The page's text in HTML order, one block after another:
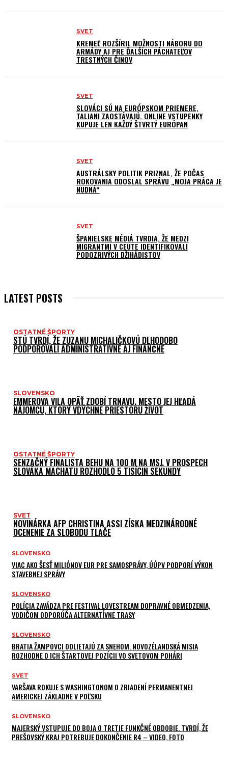
SVET
KREMEĽ ROZŠÍRIL MOŽNOSTI NÁBORU DO
ARMÁDY AJ PRE ĎALŠÍCH PÁCHATEĽOV
TRESTNÝCH ČINOV
SVET
SLOVÁCI SÚ NA EURÓPSKOM PRIEMERE,
TALIANI ZAOSTÁVAJÚ. ONLINE VSTUPENKY
KUPUJE LEN KAŽDÝ ŠTVRTÝ EURÓPAN
SVET
AUSTRÁLSKY POLITIK PRIZNAL, ŽE POČAS
ROKOVANIA ODOSLAL SPRÁVU „MOJA PRÁCA JE
NUDNÁ“
SVET
ŠPANIELSKE MÉDIÁ TVRDIA, ŽE MEDZI
MIGRANTMI V CEUTE IDENTIFIKOVALI
PODOZRIVÝCH DŽIHÁDISTOV
LATEST POSTS
OSTATNÉ ŠPORTY
STÚ TVRDÍ, ŽE ZUZANU MICHALIČKOVÚ DLHODOBO
PODPOROVALI ADMINISTRATÍVNE AJ FINANČNE
SLOVENSKO
EMMEROVA VILA OPÄŤ ZDOBÍ TRNAVU. MESTO JEJ HĽADÁ
NÁJOMCU, KTORÝ VDÝCHNE PRIESTORU ŽIVOT
OSTATNÉ ŠPORTY
SENZAČNÝ FINALISTA BEHU NA 100 M NA MSJ. V PROSPECH
SLOVÁKA MACHATU ROZHODLO 5 TISÍCIN SEKUNDY
SVET
NOVINÁRKA AFP CHRISTINA ASSI ZÍSKA MEDZINÁRODNÉ
OCENENIE ZA SLOBODU TLAČE
SLOVENSKO
VIAC AKO ŠESŤ MILIÓNOV EUR PRE SAMOSPRÁVY, ÚÚPV PODPORÍ VÝKON
STAVEBNEJ SPRÁVY
SLOVENSKO
POLÍCIA ZAVÁDZA PRE FESTIVAL LOVESTREAM DOPRAVNÉ OBMEDZENIA,
VODIČOM ODPORÚČA ALTERNATÍVNE TRASY
SLOVENSKO
BRATIA ŽAMPOVCI ODLIETAJÚ ZA SNEHOM. NOVOZÉLANDSKÁ MISIA
ROZHODNE O ICH ŠTARTOVEJ POZÍCII VO SVETOVOM POHÁRI
SVET
VARŠAVA ROKUJE S WASHINGTONOM O ZRIADENÍ PERMANENTNEJ
AMERICKEJ ZÁKLADNE V POĽSKU
SLOVENSKO
MAJERSKÝ VSTUPUJE DO BOJA O TRETIE FUNKČNÉ OBDOBIE. TVRDÍ, ŽE
PREŠOVSKÝ KRAJ POTREBUJE DOKONČENIE R4 – VIDEO, FOTO